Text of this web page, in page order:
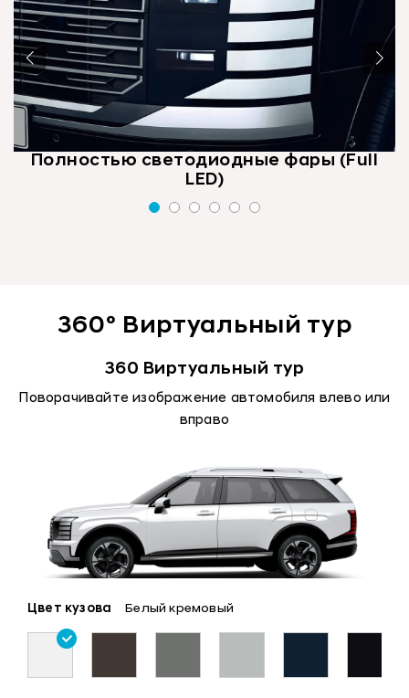
Полностью светодиодные фары (Full
LED)
360° Виртуальный тур
360 Виртуальный тур
Поворачивайте изображение автомобиля влево или
вправо
Цвет кузова Белый кремовый